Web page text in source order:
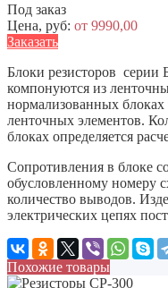
Под заказ
Цена, руб: от 9990,00
Заказать
Блоки резисторов
компонуются из
нормализованных блоках
ленточных элементов.
блоках определяется
Сопротивления в блоке
обусловленному номеру
количество выводов.
электрических цепях
Похожие товары